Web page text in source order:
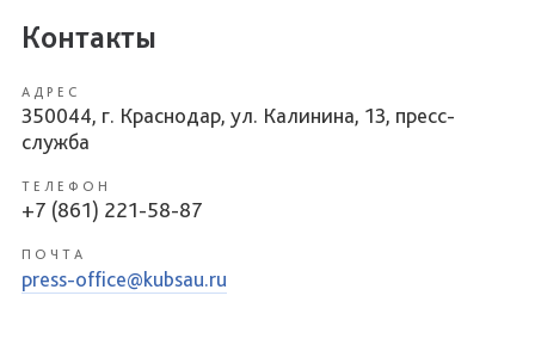
Контакты
АДРЕС
350044, г. Краснодар, ул. Калинина, 13, пресс-
служба
ТЕЛЕФОН
+7 (861) 221-58-87
ПОЧТА
press-office@kubsau.ru